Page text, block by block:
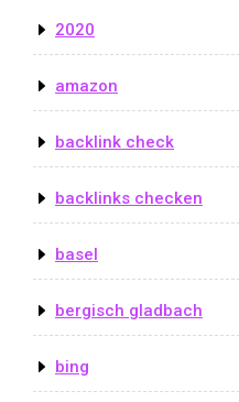
2020
amazon
backlink check
backlinks checken
basel
bergisch gladbach
bing